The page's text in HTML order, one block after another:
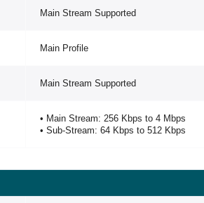
Main Stream Supported
Main Profile
Main Stream Supported
• Main Stream: 256 Kbps to 4 Mbps
• Sub-Stream: 64 Kbps to 512 Kbps